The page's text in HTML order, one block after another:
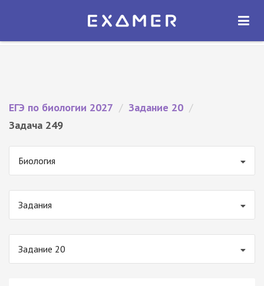
Экзамер — ЕГЭ 2027
ОТКРЫТЬ
ЕГЭ по биологии 2027 / Задание 20 /
Задача 249
Биология
Задания
Задание 20